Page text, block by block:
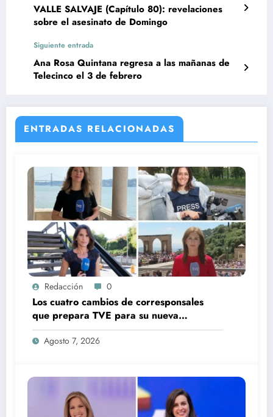
VALLE SALVAJE (Capítulo 80): revelaciones
sobre el asesinato de Domingo
Siguiente entrada
Ana Rosa Quintana regresa a las mañanas de
Telecinco el 3 de febrero
ENTRADAS RELACIONADAS
Redacción 0
Los cuatro cambios de corresponsales
que prepara TVE para su nueva
temporada
Agosto 7, 2026